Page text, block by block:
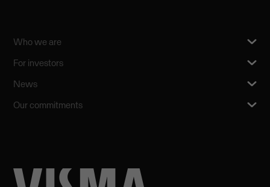
Who we are
For investors
News
Our commitments